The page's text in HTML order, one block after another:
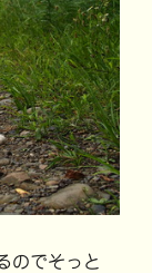
のでそっと